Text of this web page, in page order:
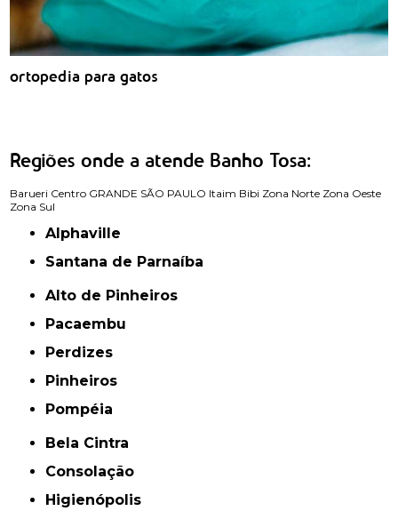
ortopedia para gatos
Regiões onde a atende Banho Tosa:
Barueri Centro GRANDE SÃO PAULO Itaim Bibi Zona Norte Zona Oeste
Zona Sul
Alphaville
Santana de Parnaíba
Alto de Pinheiros
Pacaembu
Perdizes
Pinheiros
Pompéia
Bela Cintra
Consolação
Higienópolis